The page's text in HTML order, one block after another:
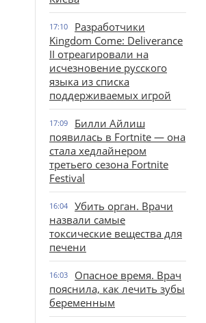
17:10
Разработчики
Kingdom Come: Deliverance
II отреагировали на
исчезновение русского
языка из списка
поддерживаемых игрой
17:09
Билли Айлиш
появилась в Fortnite — она
стала хедлайнером
третьего сезона Fortnite
Festival
16:04
Убить орган. Врачи
назвали самые
токсические вещества для
печени
16:03
Опасное время. Врач
пояснила, как лечить зубы
беременным